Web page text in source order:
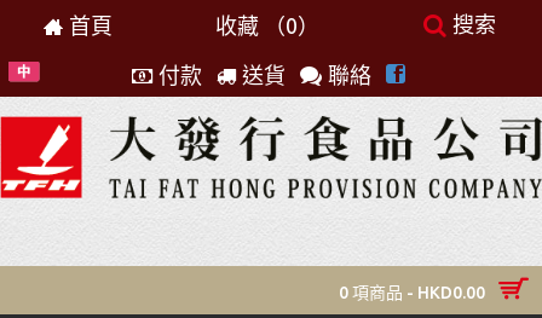
首頁 收藏 （0） 搜索
付款 送貨 聯絡
0 項商品 - HKD0.00